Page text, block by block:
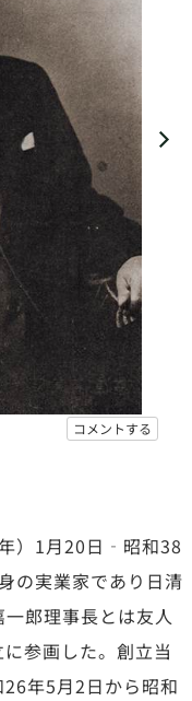
コメントする
）1月20日‐昭和38
の実業家であり日清
郎理事長とは友人
参画した。創立当
年5月2日から昭和